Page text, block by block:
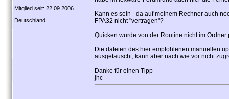
Mitglied seit: 22.09.2006
Deutschland
Kann es sein - da auf meinem Rechner auch
FPA32 nicht "vertragen"?
Quicken wurde von der Routine nicht im
Die dateien des hier empfohlenen manuellen
ausgetauscht, kann aber nach wie vor nicht
Danke für einen Tipp
jhc